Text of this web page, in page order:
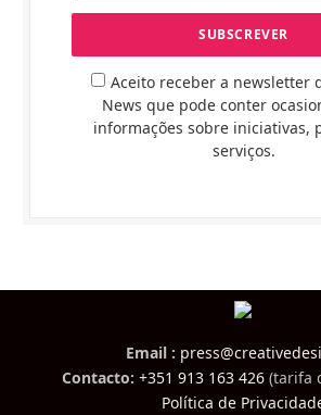
Aceito receber a newsletter
News que pode conter
informações sobre iniciativas,
serviços.
Email :
Contacto: +351 913 163 426(tarifa
Política de